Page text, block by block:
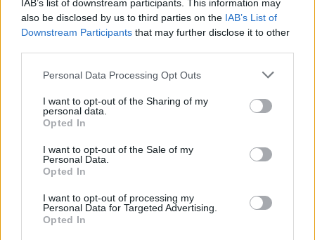
IAB’s list of downstream participants. This information may
also be disclosed by us to third parties on the IAB’s List of
Downstream Participants that may further disclose it to other
Personal Data Processing Opt Outs
I want to opt-out of the Sharing of my
personal data.
Opted In
I want to opt-out of the Sale of my
Personal Data.
Opted In
I want to opt-out of processing my
Personal Data for Targeted Advertising.
Opted In
ΑΝΑΝΕΩΣΙΜΕΣ ΠΗΓΕΣ ΕΝΕΡΓΕΙΑΣ
ΔΕΗ: Φωτοβολταϊκά συστήματα για το σπίτι
και την επιχείρηση χωρίς κόστος εξοπλισμού
09/07/2026 - 13:13